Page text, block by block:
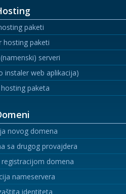
paketi
hosting paketi
serveri
instaler web aplikacija)
paketa
novog domena
sa drugog provajdera
domena
nameservera
identiteta